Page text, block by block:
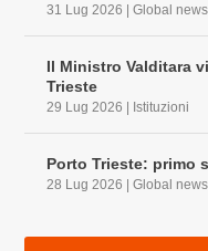
31 Lug 2026 |Global news
Il Ministro Valditara
Trieste
29 Lug 2026 Istituzioni
Porto Trieste: primo
28 Lug 2026 |Global news